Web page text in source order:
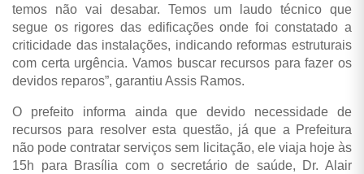
temos não vai desabar. Temos um laudo técnico que
segue os rigores das edificações onde foi constatado a
criticidade das instalações, indicando reformas estruturais
com certa urgência. Vamos buscar recursos para fazer os
devidos reparos”, garantiu Assis Ramos.
O prefeito informa ainda que devido necessidade de
recursos para resolver esta questão, já que a Prefeitura
não pode contratar serviços sem licitação, ele viaja hoje às
15h para Brasília com o secretário de saúde, Dr. Alair